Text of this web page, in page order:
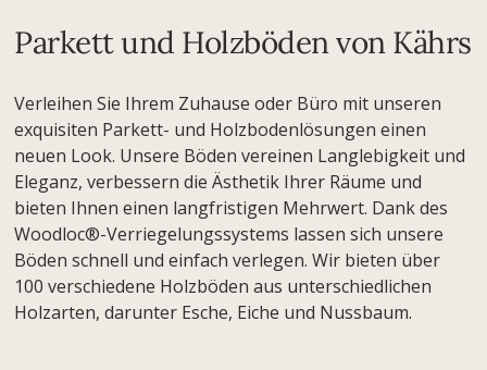
Parkett und Holzböden von Kährs
Verleihen Sie Ihrem Zuhause oder Büro mit unseren
exquisiten Parkett- und Holzbodenlösungen einen
neuen Look. Unsere Böden vereinen Langlebigkeit und
Eleganz, verbessern die Ästhetik Ihrer Räume und
bieten Ihnen einen langfristigen Mehrwert. Dank des
Woodloc®-Verriegelungssystems lassen sich unsere
Böden schnell und einfach verlegen. Wir bieten über
100 verschiedene Holzböden aus unterschiedlichen
Holzarten, darunter Esche, Eiche und Nussbaum.